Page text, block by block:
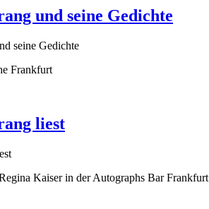
und seine Gedichte
Frankfurt
liest
Kaiser in der Autographs Bar Frankfurt